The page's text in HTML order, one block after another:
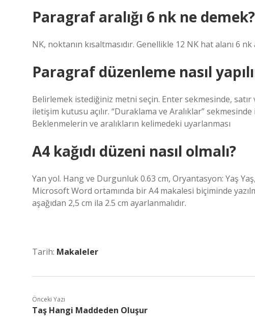
Paragraf aralığı 6 nk ne demek?
NK, noktanın kısaltmasıdır. Genellikle 12 NK hat alanı 6 nk
Paragraf düzenleme nasıl
Belirlemek istediğiniz metni seçin. Enter sekmesinde, satır
iletişim kutusu açılır. “Duraklama ve Aralıklar”
Beklenmelerin ve aralıkların kelimedeki uyarlanması
A4 kağıdı düzeni nasıl olmalı?
Yan yol. Hang ve Durgunluk 0.63 cm, Oryantasyon: Yaş
Microsoft Word ortamında bir A4 makalesi biçiminde
aşağıdan 2,5 cm ila 2.5 cm ayarlanmalıdır.
Tarih: Makaleler
Önceki Yazı
Taş Hangi Maddeden Oluşur